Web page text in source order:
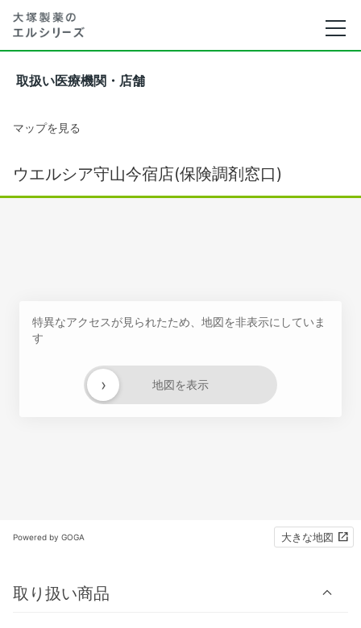
取扱い医療機関・店舗
マップを見る
ウエルシア守山今宿店(保険調剤窓口)
特異なアクセスが見られたため、地図を非表示にしていま
す
地図を表示
›
Powered by GOGA 大きな地図
取り扱い商品